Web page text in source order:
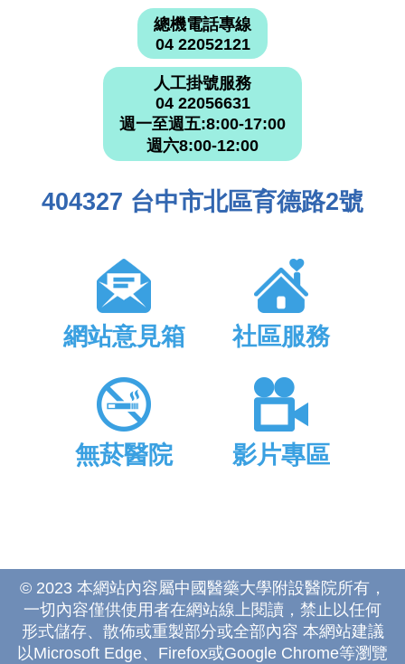
總機電話專線
04 22052121
人工掛號服務
04 22056631
週一至週五:8:00-17:00
週六8:00-12:00
404327 台中市北區育德路2號
網站意見箱 社區服務
無菸醫院 影片專區
© 2023 本網站內容屬中國醫藥大學附設醫院所有，
一切內容僅供使用者在網站線上閱讀，禁止以任何
形式儲存、散佈或重製部分或全部內容 本網站建議
以Microsoft Edge、Firefox或Google Chrome等瀏覽